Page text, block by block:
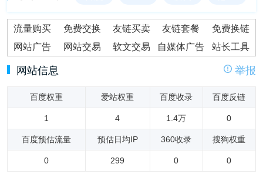
流量购买 免费交换 友链买卖 友链套餐
免费换链
网站广告
网站交易 软文交易 自媒体广告 站长工具
网站信息 举报
百度权重 爱站权重 百度收录 百度反链
1 4 1.4万 0
百度预估流量 预估日均IP 360收录 搜狗权重
0 299 0 0